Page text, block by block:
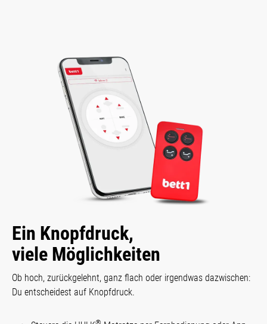
Ein Knopfdruck,
viele Möglichkeiten
Ob hoch, zurückgelehnt, ganz flach oder irgendwas dazwischen:
Du entscheidest auf Knopfdruck.